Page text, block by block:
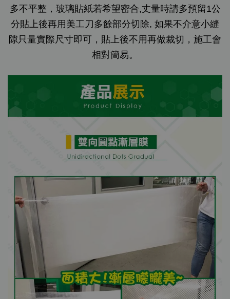
多不平整，玻璃貼紙若希望密合,丈量時請多預留1公
分貼上後再用美工刀多餘部分切除, 如果不介意小縫
隙只量實際尺寸即可，貼上後不用再做裁切，施工會
相對簡易。